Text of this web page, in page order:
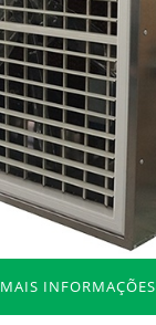
MAIS INFORMAÇÕES